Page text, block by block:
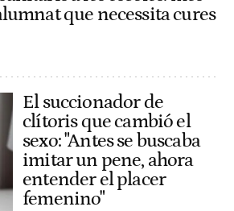
que necessita cures
El succionador de
clítoris que cambió el
sexo: "Antes se buscaba
imitar un pene, ahora
entender el placer
femenino"